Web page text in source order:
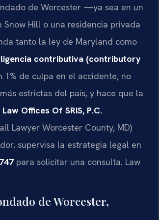
de Worcester —ya sea en un
Hill o una residencia privada
tanto la ley de Maryland como
contributiva (contributory
1% de culpa en el accidente, no
estrictas del país, y hace que la
Law Offices Of SRIS, P.C.
Lawyer Worcester County, MD)
supervisa la estrategia legal en
para solicitar una consulta. Law
de Worcester,